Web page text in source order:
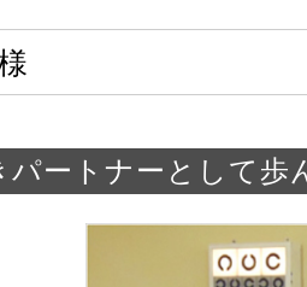
ートナーとして歩